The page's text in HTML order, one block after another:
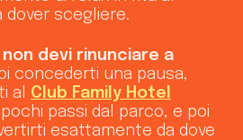
dover scegliere.
non devi rinunciare a
concederti una pausa,
al Club Family Hotel
passi dal parco, e poi
esattamente da dove